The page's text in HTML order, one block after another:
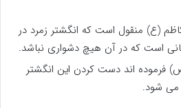
(ع) منقول است که انگشتر زمرد در
است که در آن هیچ دشواری نباشد.
فرموده اند دست کردن این انگشتر
می شود.